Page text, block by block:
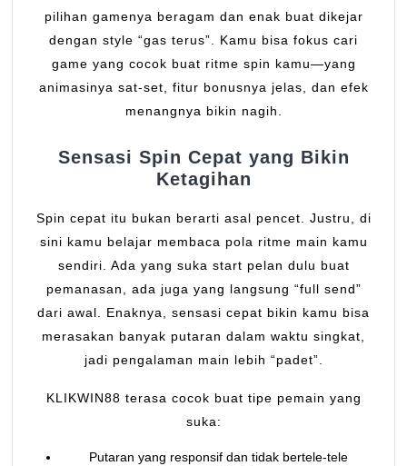
pilihan gamenya beragam dan enak buat dikejar
dengan style “gas terus”. Kamu bisa fokus cari
game yang cocok buat ritme spin kamu—yang
animasinya sat-set, fitur bonusnya jelas, dan efek
menangnya bikin nagih.
Sensasi Spin Cepat yang Bikin
Ketagihan
Spin cepat itu bukan berarti asal pencet. Justru, di
sini kamu belajar membaca pola ritme main kamu
sendiri. Ada yang suka start pelan dulu buat
pemanasan, ada juga yang langsung “full send”
dari awal. Enaknya, sensasi cepat bikin kamu bisa
merasakan banyak putaran dalam waktu singkat,
jadi pengalaman main lebih “padet”.
KLIKWIN88 terasa cocok buat tipe pemain yang
suka:
Putaran yang responsif dan tidak bertele-tele